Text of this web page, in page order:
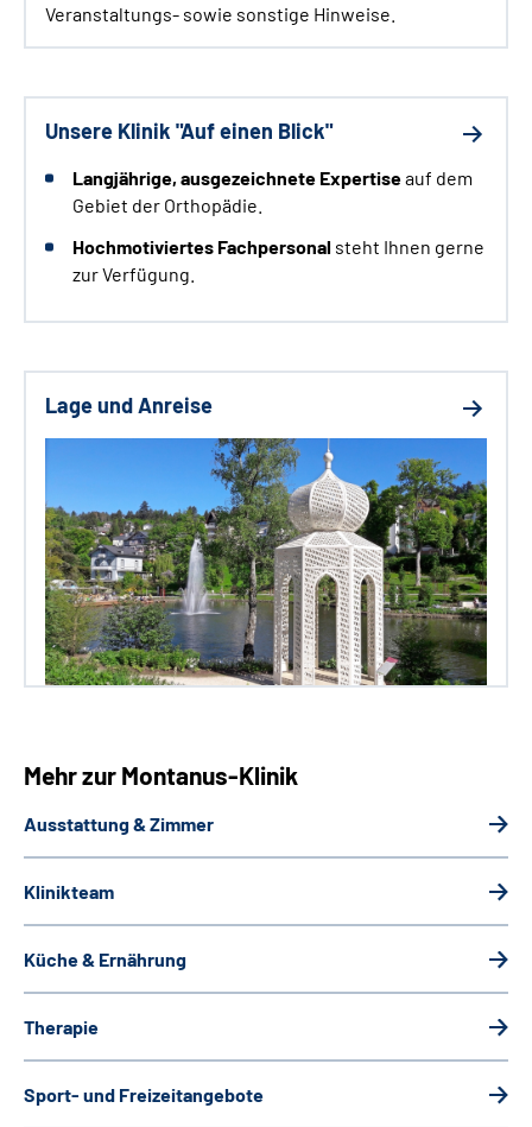
Veranstaltungs- sowie sonstige Hinweise.
Unsere Klinik "Auf einen Blick"
Langjährige, ausgezeichnete Expertiseauf dem
Gebiet der Orthopädie.
Hochmotiviertes Fachpersonal steht Ihnen gerne
zur Verfügung.
Lage und Anreise
Mehr zur Montanus-Klinik
Ausstattung & Zimmer
Klinikteam
Küche & Ernährung
Therapie
Sport- und Freizeitangebote